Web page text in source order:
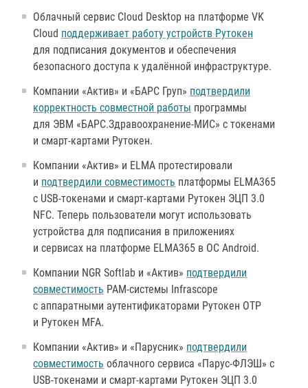
Облачный сервис Cloud Desktop на платформе VK
Cloud поддерживает работу устройств Рутокен
для подписания документов и обеспечения
безопасного доступа к удалённой инфраструктуре.
Компании «Актив» и «БАРС Груп» подтвердили
корректность совместной работы программы
для ЭВМ «БАРС.Здравоохранение-МИС» с токенами
и смарт-картами Рутокен.
Компании «Актив» и ELMA протестировали
и подтвердили совместимость платформы ELMA365
с USB-токенами и смарт-картами Рутокен ЭЦП 3.0
NFC. Теперь пользователи могут использовать
устройства для подписания в приложениях
и сервисах на платформе ELMA365 в ОС Android.
Компании NGR Softlab и «Актив» подтвердили
совместимость PAM-системы Infrascope
с аппаратными аутентификаторами Рутокен OTP
и Рутокен MFA.
Компании «Актив» и «Парусник» подтвердили
совместимость облачного сервиса «Парус-ФЛЭШ» c
USB-токенами и смарт-картами Рутокен ЭЦП 3.0